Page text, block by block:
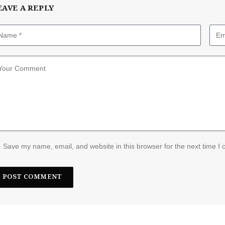
A REPLY
Save my name, email, and website in this browser for the next time I